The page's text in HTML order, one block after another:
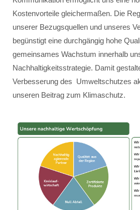
Kostenvorteile gleichermaßen. Die
unserer Bezugsquellen und unseres
begünstigt eine durchgängig hohe
gemeinsames Wachstum innerhalb
Nachhaltigkeitsstrategie. Damit
Verbesserung des Umweltschutzes
unseren Beitrag zum Klimaschutz.